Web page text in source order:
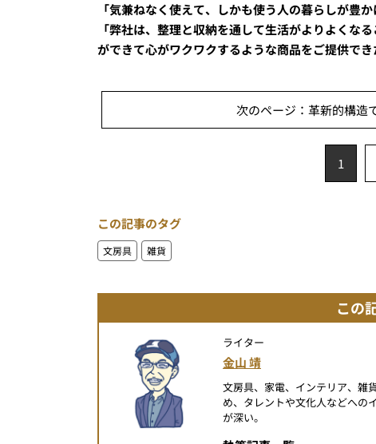
「気兼ねなく使えて、しかも使う人の暮らしが豊
「弊社は、整理と収納を通して生活がよりよくな
ができて心がワクワクするような商品をご提供でき
次のページ：革新的構造
1
この記事のタグ
文房具 雑貨
この
ライター
金山 靖
文房具、家電、インテリア、雑
め、タレントや文化人などへの
が深い。